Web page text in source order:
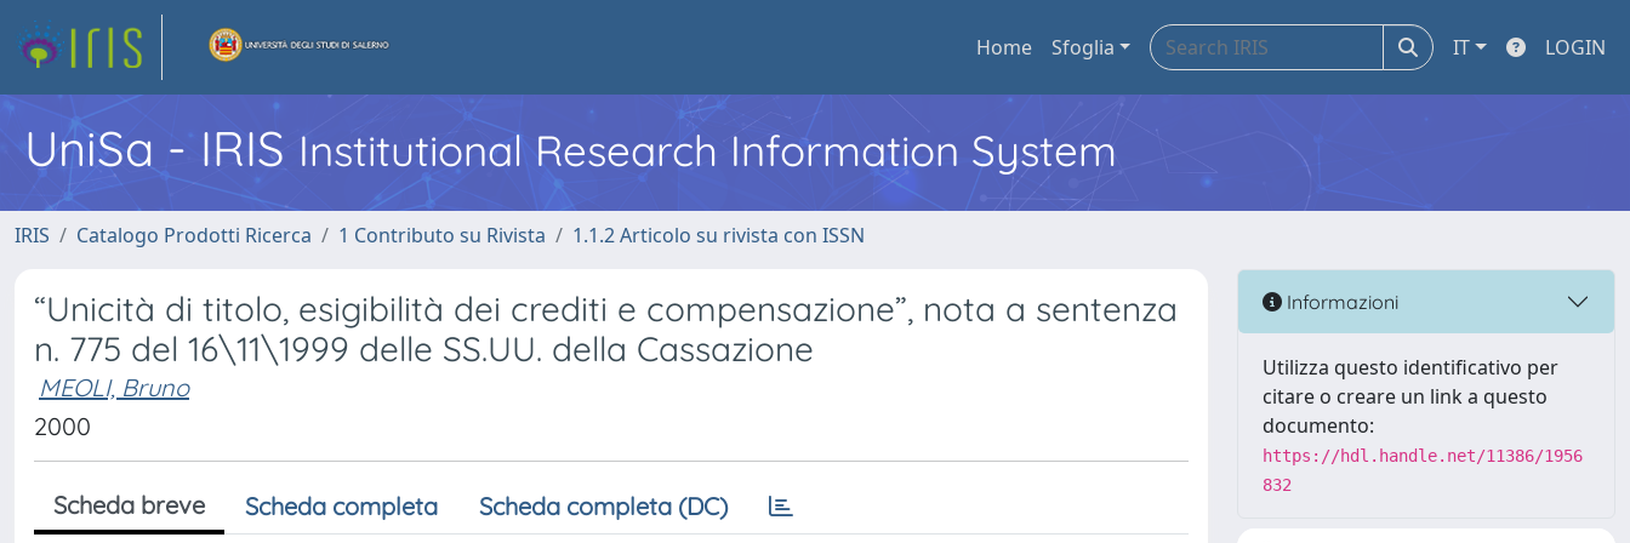
Home Sfoglia IT LOGIN
UniSa - IRIS Institutional Research Information System
IRIS Catalogo Prodotti Ricerca 1 Contributo su Rivista 1.1.2 Articolo su rivista con ISSN
“Unicità di titolo, esigibilità dei crediti e compensazione”, nota a sentenza
n. 775 del 16\11\1999 delle SS.UU. della Cassazione
MEOLI, Bruno
2000
Scheda breve Scheda completa Scheda completa (DC)
Informazioni
Utilizza questo identificativo per
citare o creare un link a questo
documento:
https://hdl.handle.net/11386/1956
832